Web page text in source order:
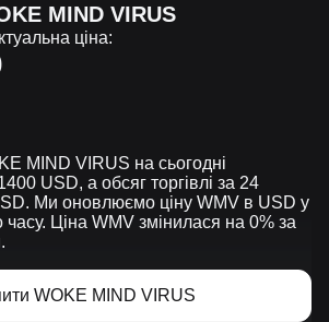
MIND VIRUS
ціна:
MIND VIRUS на сьогодні
USD, а обсяг торгівлі за 24
Ми оновлюємо ціну WMV в USD у
Ціна WMV змінилася на 0% за
WOKE MIND VIRUS